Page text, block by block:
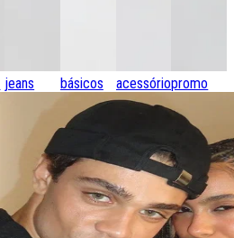
jeans básicos acessóriospromo